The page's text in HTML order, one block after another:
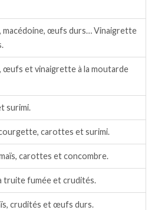
macédoine, œufs durs… Vinaigrette
œufs et vinaigrette à la moutarde
surimi.
carottes et surimi.
carottes et concombre.
truite fumée et crudités.
crudités et œufs durs.